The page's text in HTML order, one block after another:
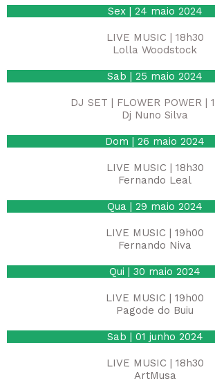
Sex | 24 maio 2024
LIVE MUSIC | 18h30
Lolla Woodstock
Sab | 25 maio 2024
DJ SET | FLOWER POWER |
Dj Nuno Silva
Dom | 26 maio 2024
LIVE MUSIC | 18h30
Fernando Leal
Qua | 29 maio 2024
LIVE MUSIC | 19h00
Fernando Niva
Qui | 30 maio 2024
LIVE MUSIC | 19h00
Pagode do Buiu
Sab | 01 junho 2024
LIVE MUSIC | 18h30
ArtMusa